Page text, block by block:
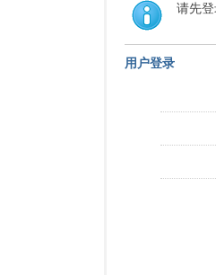
请先
用户登录